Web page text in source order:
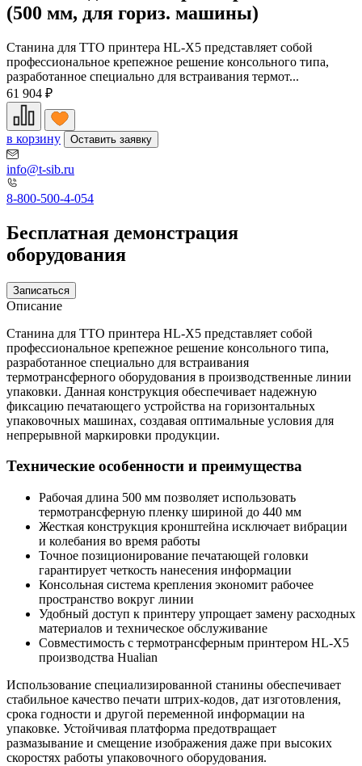
(500 мм, для гориз. машины)
Станина для ТТО принтера HL-X5 представляет собой
профессиональное крепежное решение консольного типа,
разработанное специально для встраивания термот...
61 904 ₽
в корзину Оставить заявку
info@t-sib.ru
8-800-500-4-054
Бесплатная демонстрация
оборудования
Записаться
Описание
Станина для ТТО принтера HL-X5 представляет собой
профессиональное крепежное решение консольного типа,
разработанное специально для встраивания
термотрансферного оборудования в производственные линии
упаковки. Данная конструкция обеспечивает надежную
фиксацию печатающего устройства на горизонтальных
упаковочных машинах, создавая оптимальные условия для
непрерывной маркировки продукции.
Технические особенности и преимущества
Рабочая длина 500 мм позволяет использовать
термотрансферную пленку шириной до 440 мм
Жесткая конструкция кронштейна исключает вибрации
и колебания во время работы
Точное позиционирование печатающей головки
гарантирует четкость нанесения информации
Консольная система крепления экономит рабочее
пространство вокруг линии
Удобный доступ к принтеру упрощает замену расходных
материалов и техническое обслуживание
Совместимость с термотрансферным принтером HL-X5
производства Hualian
Использование специализированной станины обеспечивает
стабильное качество печати штрих-кодов, дат изготовления,
срока годности и другой переменной информации на
упаковке. Устойчивая платформа предотвращает
размазывание и смещение изображения даже при высоких
скоростях работы упаковочного оборудования.